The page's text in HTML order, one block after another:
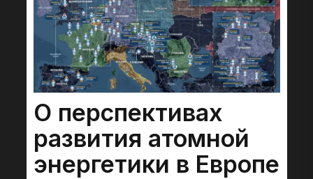
О перспективах
развития атомной
энергетики в Европе